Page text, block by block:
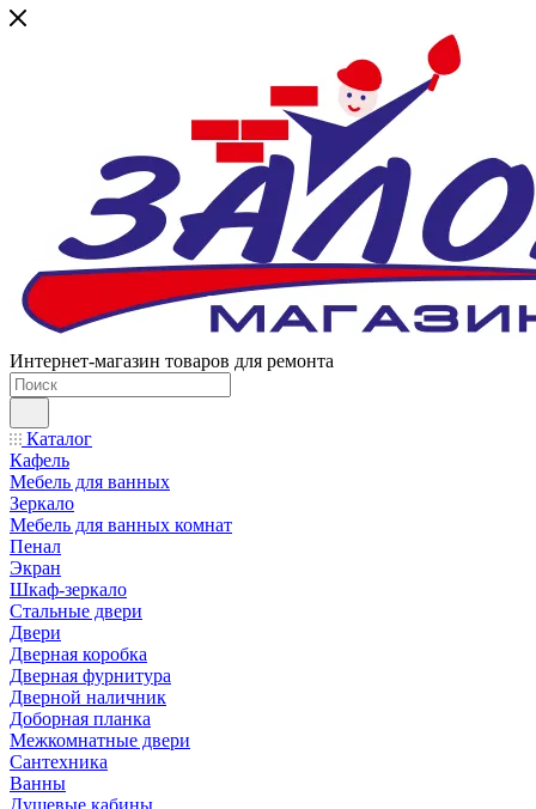
Интернет-магазин товаров для ремонта
Каталог
Кафель
Мебель для ванных
Зеркало
Мебель для ванных комнат
Пенал
Экран
Шкаф-зеркало
Стальные двери
Двери
Дверная коробка
Дверная фурнитура
Дверной наличник
Доборная планка
Межкомнатные двери
Сантехника
Ванны
Душевые кабины